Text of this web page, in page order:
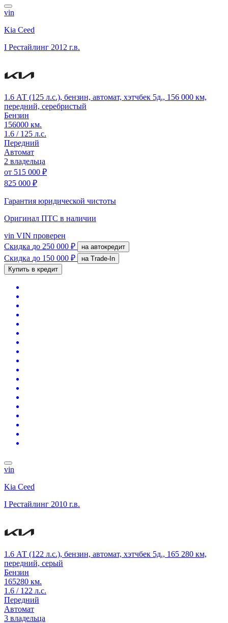
vin
Kia Ceed
I Рестайлинг 2012 г.в.
1.6 АТ (125 л.с.), бензин, автомат, хэтчбек 5д., 156 000 км,
передний, серебристый
Бензин
156000 км.
1.6 / 125 л.с.
Передний
Автомат
2 владельца
от 515 000 ₽
825 000 ₽
Гарантия юридической чистоты
Оригинал ПТС в наличии
vin VIN проверен
Скидка до 250 000 ₽ на автокредит
Скидка до 150 000 ₽
на Trade-In
Купить в кредит
vin
Kia Ceed
I Рестайлинг 2010 г.в.
1.6 АТ (122 л.с.), бензин, автомат, хэтчбек 5д., 165 280 км,
передний, серый
Бензин
165280 км.
1.6 / 122 л.с.
Передний
Автомат
3 владельца